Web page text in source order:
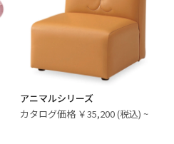
アニマルシリーズ
カタログ価格 ￥35,200 (税込) ~